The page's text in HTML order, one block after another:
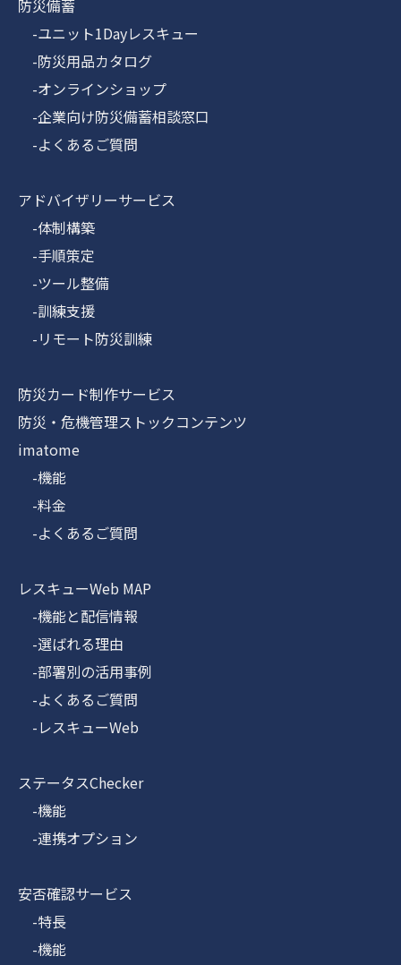
防災備蓄
-ユニット1Dayレスキュー
-防災用品カタログ
-オンラインショップ
-企業向け防災備蓄相談窓口
-よくあるご質問
アドバイザリーサービス
-体制構築
-手順策定
-ツール整備
-訓練支援
-リモート防災訓練
防災カード制作サービス
防災・危機管理ストックコンテンツ
imatome
-機能
-料金
-よくあるご質問
レスキューWeb MAP
-機能と配信情報
-選ばれる理由
-部署別の活用事例
-よくあるご質問
-レスキューWeb
ステータスChecker
-機能
-連携オプション
安否確認サービス
-特長
-機能